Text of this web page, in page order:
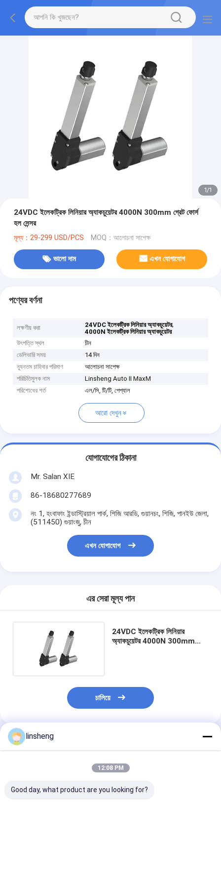
1/1
24VDC ইলেকট্রিক লিনিয়ার অ্যাকচুয়েটর 4000N 300mm গ্রেট ফোর্স
হল সেন্সর
মূল্য：29-299 USD/PCS MOQ：আলোচনা সাপেক্ষ
ভালো দাম এখন যোগাযোগ
পণ্যের বর্ণনা
লক্ষণীয় করা 24VDC ইলেকট্রিক লিনিয়ার অ্যাকচুয়েটর,
4000N ইলেকট্রিক লিনিয়ার অ্যাকচুয়েটর
উৎপত্তি স্থল
চীন
ডেলিভারি সময়
14 দিন
ন্যূনতম চাহিদার পরিমাণ
আলোচনা সাপেক্ষ
পরিচিতিমুলক নাম
Linsheng Auto II MaxM
পরিশোধের শর্ত
এল/সি, টি/টি, পেপ্যাল
আরো দেখুন
যোগাযোগের ঠিকানা
Mr. Salan XIE
86-18680277689
নং 1, হংবাফাং ইন্ডাস্ট্রিয়াল পার্ক, শিজি আরডি, গুয়ানচং, শিজি, পানইউ জেলা,
(511450) গুয়াংজু, চীন
এখন যোগাযোগ
এর সেরা মূল্য পান
24VDC ইলেকট্রিক লিনিয়ার
অ্যাকচুয়েটর 4000N 300mm
চালিয়ে
প্রস্তাবিত পণ্য
linsheng
12:08 PM
Good day, what product are you looking for?